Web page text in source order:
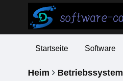
Startseite Software
Heim Betriebssystem